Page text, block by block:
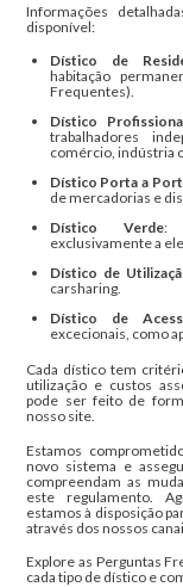
Informações
disponível:
Dístico de
habitação
Frequentes).
Dístico
trabalhadores
comércio, indústria
Dístico Porta a
de mercadorias e
Dístico Verde:
exclusivamente a
Dístico de
carsharing.
Dístico de
excecionais, como
Cada dístico tem
utilização e custos
pode ser feito de
nosso site.
Estamos
novo sistema e
compreendam as
este regulamento.
estamos à disposição
através dos nossos
Explore as Perguntas
cada tipo de dístico e